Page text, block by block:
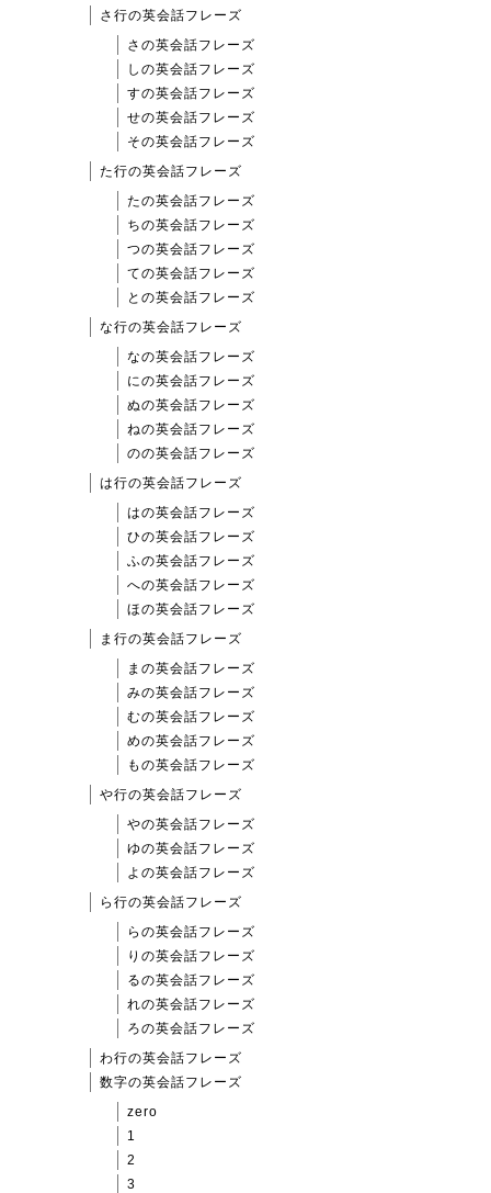
さ行の英会話フレーズ
さの英会話フレーズ
しの英会話フレーズ
すの英会話フレーズ
せの英会話フレーズ
その英会話フレーズ
た行の英会話フレーズ
たの英会話フレーズ
ちの英会話フレーズ
つの英会話フレーズ
ての英会話フレーズ
との英会話フレーズ
な行の英会話フレーズ
なの英会話フレーズ
にの英会話フレーズ
ぬの英会話フレーズ
ねの英会話フレーズ
のの英会話フレーズ
は行の英会話フレーズ
はの英会話フレーズ
ひの英会話フレーズ
ふの英会話フレーズ
への英会話フレーズ
ほの英会話フレーズ
ま行の英会話フレーズ
まの英会話フレーズ
みの英会話フレーズ
むの英会話フレーズ
めの英会話フレーズ
もの英会話フレーズ
や行の英会話フレーズ
やの英会話フレーズ
ゆの英会話フレーズ
よの英会話フレーズ
ら行の英会話フレーズ
らの英会話フレーズ
りの英会話フレーズ
るの英会話フレーズ
れの英会話フレーズ
ろの英会話フレーズ
わ行の英会話フレーズ
数字の英会話フレーズ
zero
1
2
3